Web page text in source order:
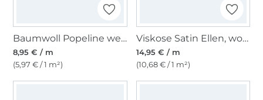
Baumwoll Popeline weiß
8,95 € / m
(5,97 € / 1 m²)
Viskose Satin Ellen, wollweiß
14,95 € / m
(10,68 € / 1 m²)